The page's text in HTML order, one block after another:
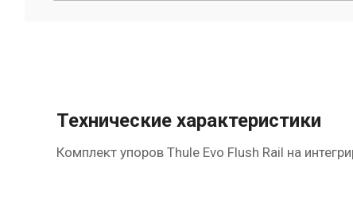
Технические характеристики
Комплект упоров Thule Evo Flush Rail на